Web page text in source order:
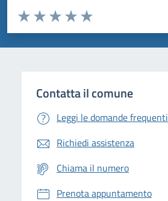
Domanda
Valuta da 1 a 5 stelle la pagina
Contatta il comune
Leggi le domande frequenti
Richiedi assistenza
Chiama il numero
Prenota appuntamento